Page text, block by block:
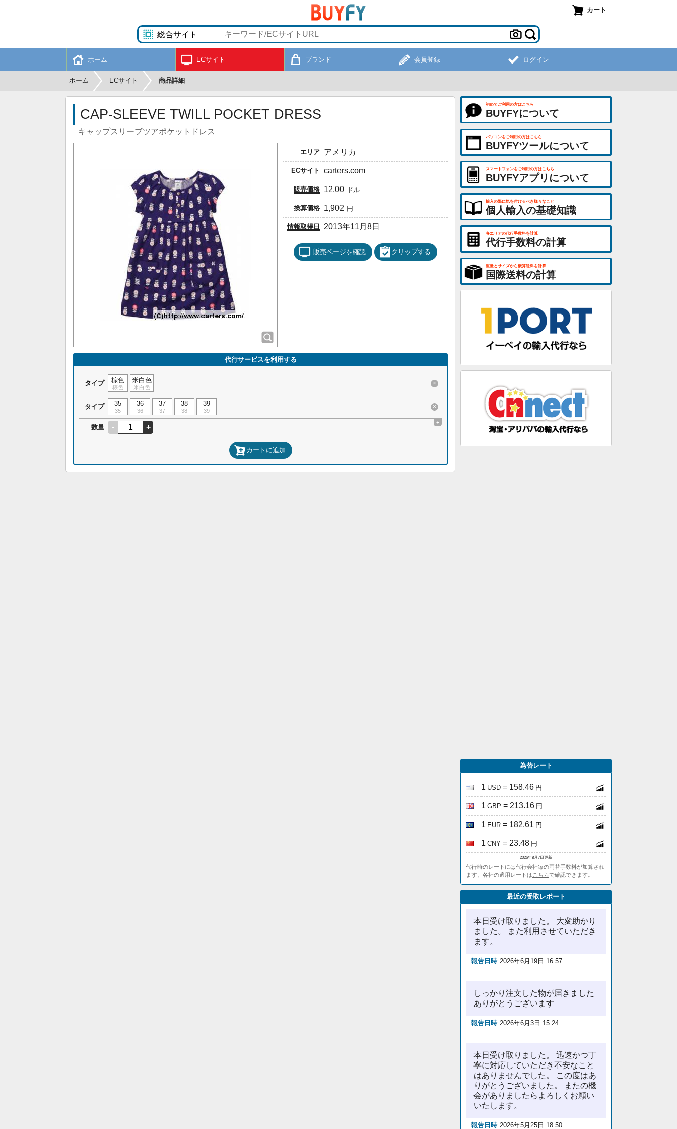
カート
ホーム ECサイト ブランド 会員登録 ログイン
ホーム ECサイト 商品詳細
CAP-SLEEVE TWILL POCKET DRESS
キャップスリーブツアポケットドレス
エリア アメリカ
ECサイト carters.com
販売価格 12.00 ドル
換算価格 1,902 円
情報取得日 2013年11月8日
販売ページを確認 クリップする
代行サービスを利用する
タイプ 棕色
棕色
米白色
米白色
×
タイプ 35
35
36
36
37
37
38
38
39
39
×
数量 - +
+
カートに追加
初めてご利用の方はこちら
BUYFYについて
パソコンをご利用の方はこちら
BUYFYツールについて
スマートフォンをご利用の方はこちら
BUYFYアプリについて
輸入の際に気を付けるべき様々なこと
個人輸入の基礎知識
各エリアの代行手数料を計算
代行手数料の計算
重量とサイズから概算送料を計算
国際送料の計算
為替レート
1 USD = 158.46 円
1 GBP = 213.16 円
1 EUR = 182.61 円
1 CNY = 23.48 円
2026年8月7日更新
代行時のレートには代行会社毎の両替手数料が加算され
ます。各社の適用レートは こちらで確認できます。
最近の受取レポート
本日受け取りました。 大変助かり
ました。 また利用させていただき
ます。
報告日時 2026年6月19日 16:57
しっかり注文した物が届きました
ありがとうございます
報告日時 2026年6月3日 15:24
本日受け取りました。 迅速かつ丁
寧に対応していただき不安なこと
はありませんでした。 この度はあ
りがとうございました。 またの機
会がありましたらよろしくお願い
いたします。
報告日時 2026年5月25日 18:50